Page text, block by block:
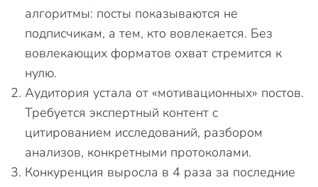
алгоритмы: посты показываются не
подписчикам, а тем, кто вовлекается. Без
вовлекающих форматов охват стремится к
нулю.
Аудитория устала от «мотивационных» постов.
Требуется экспертный контент с
цитированием исследований, разбором
анализов, конкретными протоколами.
Конкуренция выросла в 4 раза за последние